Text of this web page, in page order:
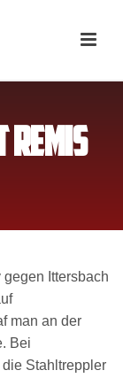
REMIS
Ittersbach
man an der
Bei
Stahltreppler